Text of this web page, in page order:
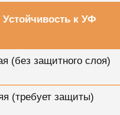
Устойчивость к УФ
(без защитного слоя)
(требует защиты)